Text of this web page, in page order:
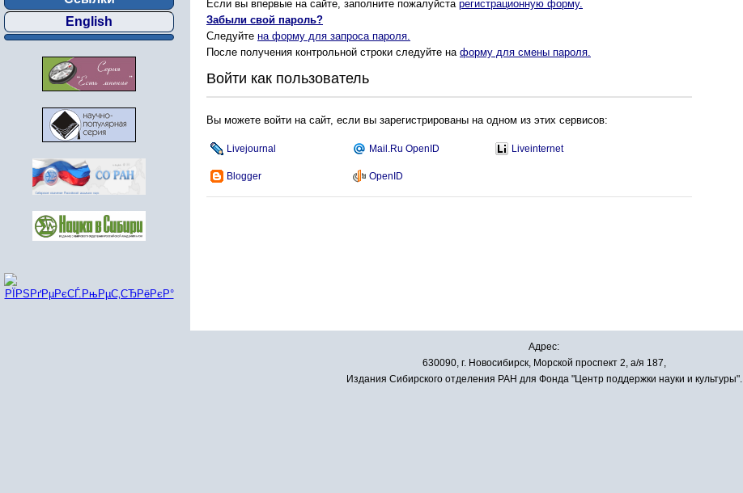
English
Если вы впервые на сайте, заполните пожалуйста регистрационную форму.
Забыли свой пароль?
Следуйте на форму для запроса пароля.
После получения контрольной строки следуйте на форму для смены пароля.
Войти как пользователь
Вы можете войти на сайт, если вы зарегистрированы на одном из этих сервисов:
Livejournal Mail.Ru OpenID Liveinternet
Blogger OpenID
Адрес:
630090, г. Новосибирск, Морской проспект 2, а/я 187,
Издания Сибирского отделения РАН для Фонда "Центр поддержки науки и культуры".